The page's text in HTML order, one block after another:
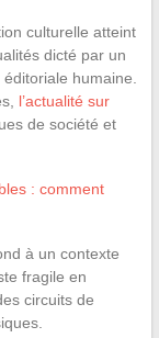
culturelle atteint
dicté par un
humaine.
l’actualité sur
de société et
: comment
à un contexte
fragile en
circuits de